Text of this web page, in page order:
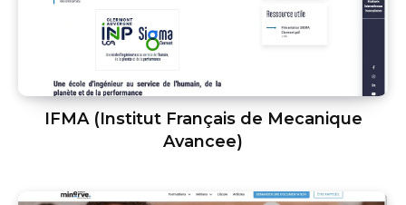
IFMA (Institut Français de Mecanique
Avancee)